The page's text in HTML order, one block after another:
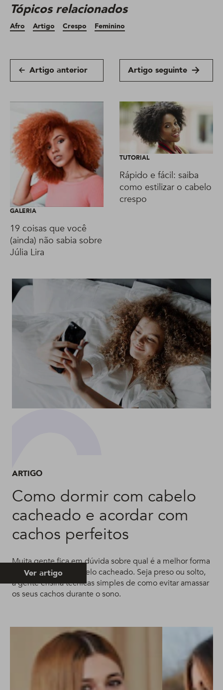
Tópicos relacionados
Afro Artigo Crespo Feminino
Artigo anterior Artigo seguinte
GALERIA
19 coisas que você
(ainda) não sabia sobre
Júlia Lira
TUTORIAL
Rápido e fácil: saiba
como estilizar o cabelo
crespo
ARTIGO
Como dormir com cabelo
cacheado e acordar com
cachos perfeitos
Muita gente fica em dúvida sobre qual é a melhor forma
de dormir com o cabelo cacheado. Seja preso ou solto,
a gente ensina técnicas simples de como evitar amassar
os seus cachos durante o sono.
Ver artigo